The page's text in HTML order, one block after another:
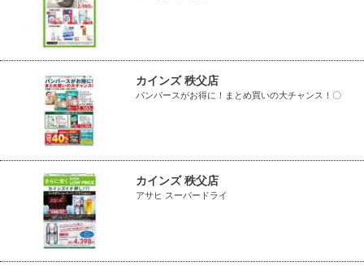
カインズ 秩父店
パンパースがお得に！まとめ買いの大チャンス！〇
カインズ 秩父店
アサヒ スーパードライ